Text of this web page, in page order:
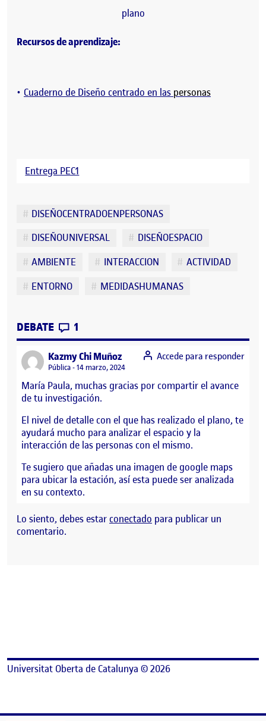
plano
Recursos de aprendizaje:
Cuaderno de Diseño centrado en las personas
Entrega PEC1
Etiquetas
DISEÑOCENTRADOENPERSONAS
DISEÑOUNIVERSAL
DISEÑOESPACIO
AMBIENTE
INTERACCION
ACTIVIDAD
ENTORNO
MEDIDASHUMANAS
DEBATE CONTRIBUTIONS
1
Kazmy Chi Muñozsays:
Visibilidad:
Pública 14 marzo, 2024
María Paula, muchas gracias por compartir el avance
de tu investigación.
El nivel de detalle con el que has realizado el plano, te
ayudará mucho para analizar el espacio y la
interacción de las personas con el mismo.
Te sugiero que añadas una imagen de google maps
para ubicar la estación, así esta puede ser analizada
en su contexto.
Accede para responder
Lo siento, debes estarconectado para publicar un
comentario.
Universitat Oberta de Catalunya © 2026